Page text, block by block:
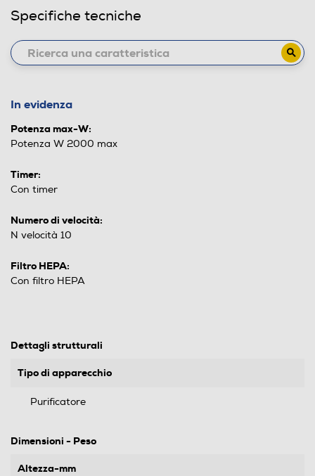
Specifiche tecniche
In evidenza
Potenza max-W:
Potenza W 2000 max
Timer:
Con timer
Numero di velocità:
N velocità 10
Filtro HEPA:
Con filtro HEPA
Dettagli strutturali
Tipo di apparecchio
Purificatore
Dimensioni - Peso
Altezza-mm